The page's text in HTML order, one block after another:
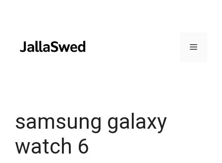
Menu
samsung galaxy
watch 6